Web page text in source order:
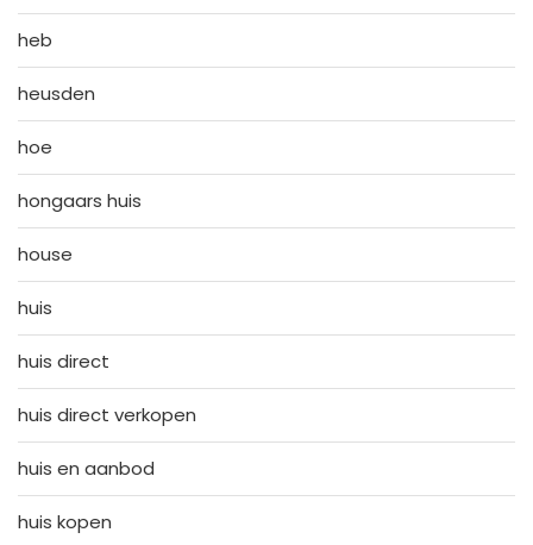
heb
heusden
hoe
hongaars huis
house
huis
huis direct
huis direct verkopen
huis en aanbod
huis kopen